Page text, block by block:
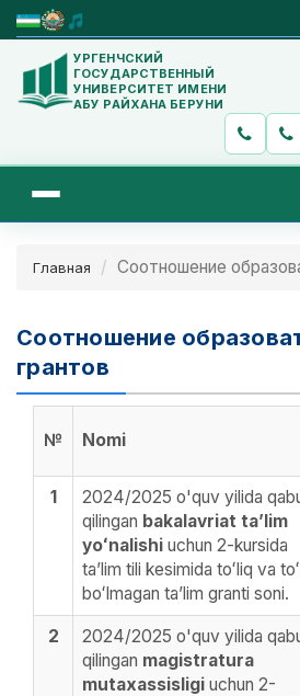
УРГЕНЧСКИЙ
ГОСУДАРСТВЕННЫЙ
УНИВЕРСИТЕТ ИМЕНИ
АБУ РАЙХАНА БЕРУНИ
Главная Соотношение
Соотношение
грантов
№ Nomi
1
2024/2025 o'quv yilida
qilingan bakalavriat taʼlim
yoʻnalishi uchun 2-kursida
taʼlim tili kesimida toʻliq va
boʻlmagan taʼlim granti soni.
2
2024/2025 o'quv yilida
qilingan magistratura
mutaxassisligi uchun 2-